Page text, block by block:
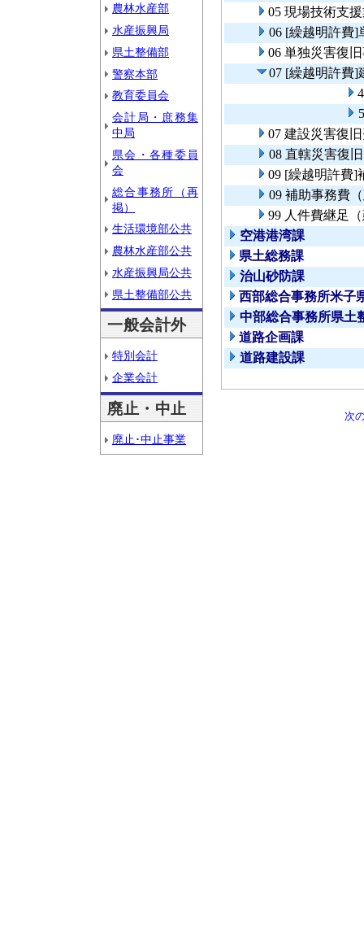
農林水産部
水産振興局
県土整備部
警察本部
教育委員会
会計局・庶務集
中局
県会・各種委員
会
総合事務所（再
掲）
生活環境部公共
農林水産部公共
水産振興局公共
県土整備部公共
一般会計外
特別会計
企業会計
廃止・中止
廃止･中止事業
05 現場技術支
06 [繰越明許費]
06 単独災害復
07 [繰越明許費]
07 建設災害復
08 直轄災害復
09 [繰越明許費]
09 補助事務費
99 人件費継足
空港港湾課
県土総務課
治山砂防課
西部総合事務所米子
中部総合事務所県土
道路企画課
道路建設課
次